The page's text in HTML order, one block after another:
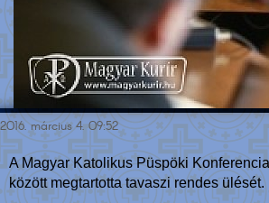
2016. március 4. 09:52
A Magyar Katolikus Püspöki
között megtartotta tavaszi rendes ülését.